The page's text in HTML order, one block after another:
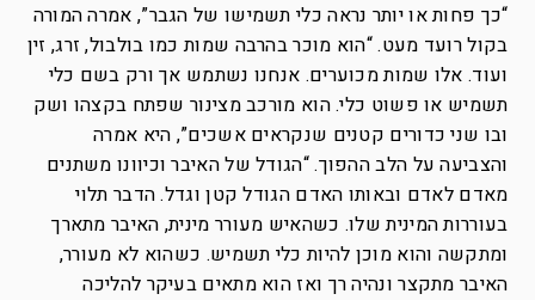
“כך פחות או יותר נראה כלי תשמישו של הגבר”, אמרה המורה
בקול רועד מעט. “הוא מוכר בהרבה שמות כמו בולבול, זרג, זין
ועוד. אלו שמות מכוערים. אנחנו נשתמש אך ורק בשם כלי
תשמיש או פשוט כלי. הוא מורכב מצינור שפתח בקצהו ושק
ובו שני כדורים קטנים שנקראים אשכים”, היא אמרה
והצביעה על הלב ההפוך. “הגודל של האיבר וכיוונו משתנים
מאדם לאדם ובאותו האדם הגודל קטן וגדל. הדבר תלוי
בעוררות המינית שלו. כשהאיש מעורר מינית, האיבר מתארך
ומתקשה והוא מוכן להיות כלי תשמיש. כשהוא לא מעורר,
האיבר מתקצר ונהיה רך ואז הוא מתאים בעיקר להליכה